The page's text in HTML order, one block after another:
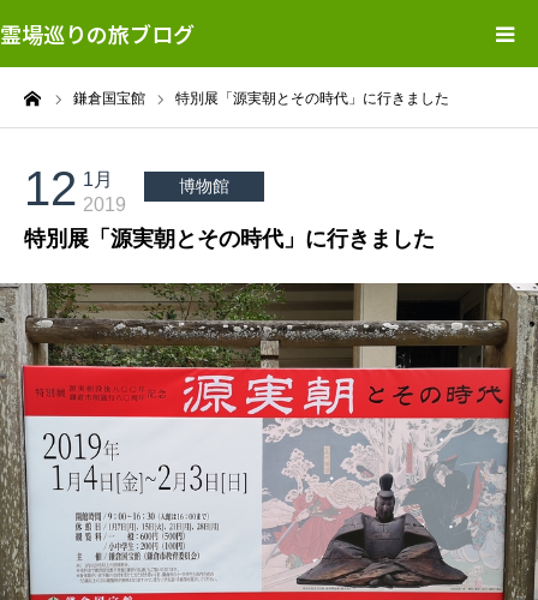
霊場巡りの旅ブログ
鎌倉国宝館 特別展「源実朝とその時代」に行きました
12 1月
2019
博物館
特別展「源実朝とその時代」に行きました
カテゴリー
元ブログ
ホームページ
プロフィール
問い合わせ